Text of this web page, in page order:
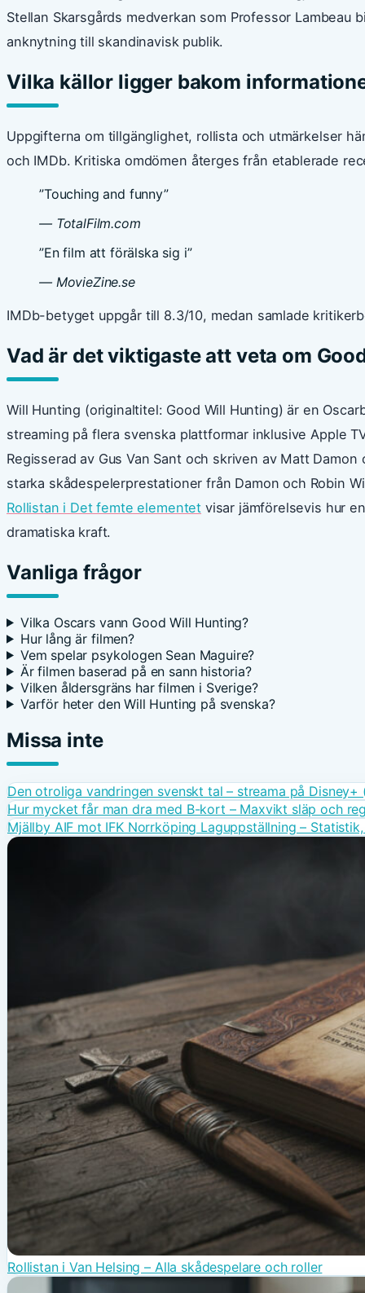
Stellan Skarsgårds medverkan som Professor
anknytning till skandinavisk publik.
Vilka källor ligger bakom
Uppgifterna om tillgänglighet, rollista och utmärkelser
och IMDb. Kritiska omdömen återges från etablerade
”Touching and funny”
— TotalFilm.com
”En film att förälska sig i”
— MovieZine.se
IMDb-betyget uppgår till 8.3/10, medan samlade
Vad är det viktigaste att veta om
Will Hunting (originaltitel: Good Will Hunting) är en
streaming på flera svenska plattformar inklusive Apple
Regisserad av Gus Van Sant och skriven av Matt
starka skådespelerprestationer från Damon och Robin
Rollistan i Det femte elementet visar jämförelsevis hur
dramatiska kraft.
Vanliga frågor
Vilka Oscars vann Good Will Hunting?
Hur lång är filmen?
Vem spelar psykologen Sean Maguire?
Är filmen baserad på en sann historia?
Vilken åldersgräns har filmen i Sverige?
Varför heter den Will Hunting på svenska?
Missa inte
Den otroliga vandringen svenskt tal – streama på Disney+
Hur mycket får man dra med B-kort – Maxvikt släp och
Mjällby AIF mot IFK Norrköping Laguppställning –
Rollistan i Van Helsing – Alla skådespelare och roller